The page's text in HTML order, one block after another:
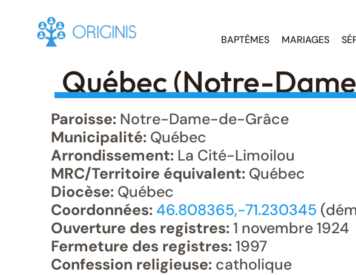
BAPTÊMES MARIAGES
Québec (Notre-
Paroisse: Notre-Dame-de-Grâce
Municipalité: Québec
Arrondissement: La Cité-Limoilou
MRC/Territoire équivalent: Québec
Diocèse: Québec
Coordonnées: 46.808365,-71.230345
Ouverture des registres:1 novembre 1924
Fermeture des registres:1997
Confession religieuse: catholique